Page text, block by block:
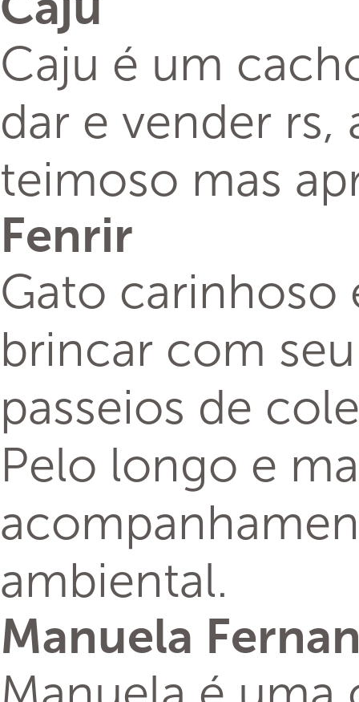
Caju é um
dar e vender
teimoso mas
Fenrir
Gato carinhoso
brincar com
passeios de
Pelo longo e
ambiental.
Manuela